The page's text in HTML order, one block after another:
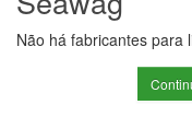
Não há fabricantes para